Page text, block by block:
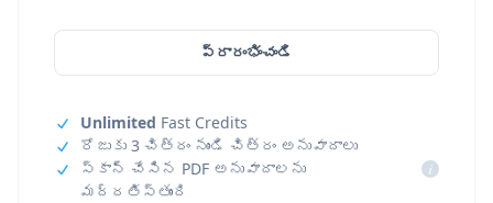
ప్రారంభించండి
Unlimited Fast Credits
రోజుకు 3 చిత్రం నుండి చిత్రం అనువాదాలు
స్కాన్ చేసిన PDF అనువాదాలను
మద్దతిస్తుంది
i